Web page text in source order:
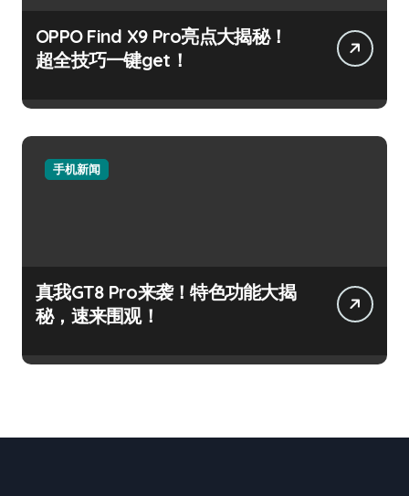
OPPO Find X9 Pro亮点大揭秘！
超全技巧一键get！
手机新闻
真我GT8 Pro来袭！特色功能大揭
秘，速来围观！